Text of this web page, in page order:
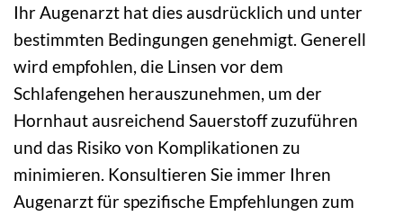
Ihr Augenarzt hat dies ausdrücklich und unter
bestimmten Bedingungen genehmigt. Generell
wird empfohlen, die Linsen vor dem
Schlafengehen herauszunehmen, um der
Hornhaut ausreichend Sauerstoff zuzuführen
und das Risiko von Komplikationen zu
minimieren. Konsultieren Sie immer Ihren
Augenarzt für spezifische Empfehlungen zum